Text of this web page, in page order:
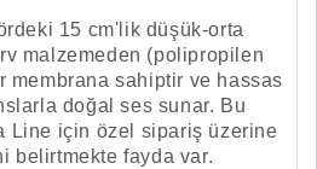
15 cm'lik düşük-orta
malzemeden (polipropilen
membrana sahiptir ve hassas
doğal ses sunar. Bu
Line için özel sipariş üzerine
belirtmekte fayda var.